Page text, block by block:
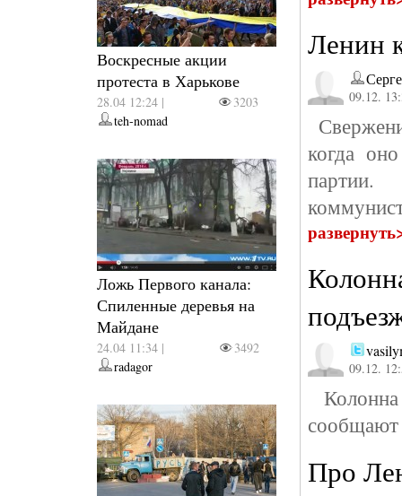
Воскресные акции
протеста в Харькове
28.04 12:24 |
3203
teh-nomad
Ложь Первого канала:
Спиленные деревья на
Майдане
24.04 11:34 |
3492
radagor
Ленин
09.12.
когда
партии.
09.12.
сообщают
Про